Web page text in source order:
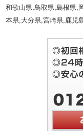
和歌山県,鳥取県,島根県,
本県,大分県,宮崎県,鹿児